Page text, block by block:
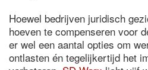
Hoewel bedrijven juridisch
hoeven te compenseren voor
er wel een aantal opties om
ontlasten én tegelijkertijd het